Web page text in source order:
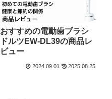
おすすめの電動歯ブラシ
ドルツEW-DL39の商品レ
ビュー
2024.09.01 2025.08.25